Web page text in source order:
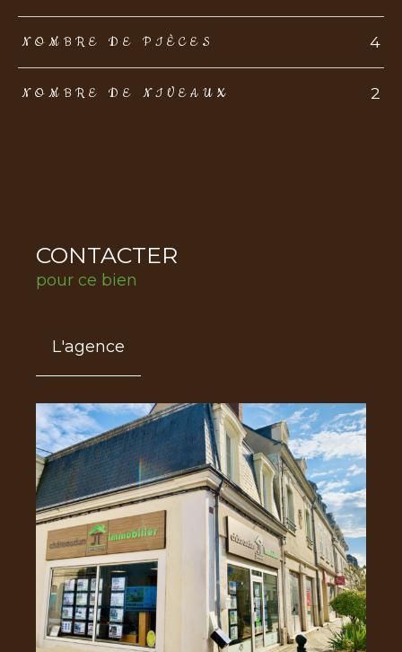
NOMBRE DE PIÈCES 4
NOMBRE DE NIVEAUX 2
CONTACTER
pour ce bien
L'agence